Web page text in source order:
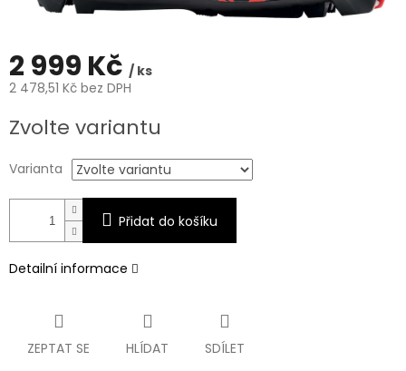
2 999 Kč / ks
2 478,51 Kč bez DPH
cena:
Zvolte variantu
Varianta
Přidat do košíku
Detailní informace
ZEPTAT SE HLÍDAT SDÍLET